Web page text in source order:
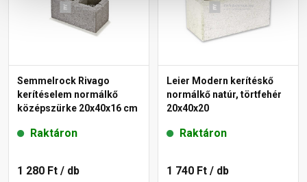
Semmelrock Rivago
kerítéselem normálkő
középszürke 20x40x16 cm
Raktáron
1 280 Ft / db
Leier Modern kerítéskő
normálkő natúr, törtfehér
20x40x20
Raktáron
1 740 Ft / db